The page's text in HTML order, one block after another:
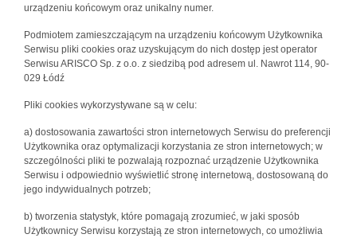
urządzeniu końcowym oraz unikalny numer.
Podmiotem zamieszczającym na urządzeniu końcowym Użytkownika
Serwisu pliki cookies oraz uzyskującym do nich dostęp jest operator
Serwisu ARISCO Sp. z o.o. z siedzibą pod adresem ul. Nawrot 114, 90-
029 Łódź
Pliki cookies wykorzystywane są w celu:
a) dostosowania zawartości stron internetowych Serwisu do preferencji
Użytkownika oraz optymalizacji korzystania ze stron internetowych; w
szczególności pliki te pozwalają rozpoznać urządzenie Użytkownika
Serwisu i odpowiednio wyświetlić stronę internetową, dostosowaną do
jego indywidualnych potrzeb;
b) tworzenia statystyk, które pomagają zrozumieć, w jaki sposób
Użytkownicy Serwisu korzystają ze stron internetowych, co umożliwia